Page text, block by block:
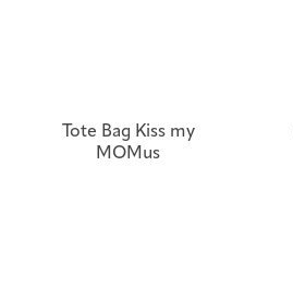
Tote Bag Kiss my
MOMus